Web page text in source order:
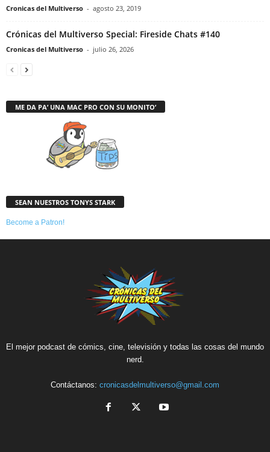
Cronicas del Multiverso - agosto 23, 2019
Crónicas del Multiverso Special: Fireside Chats #140
Cronicas del Multiverso - julio 26, 2026
ME DA PA’ UNA MAC PRO CON SU MONITO’
SEAN NUESTROS TONYS STARK
Become a Patron!
El mejor podcast de cómics, cine, televisión y todas las cosas del mundo
nerd.
Contáctanos: cronicasdelmultiverso@gmail.com